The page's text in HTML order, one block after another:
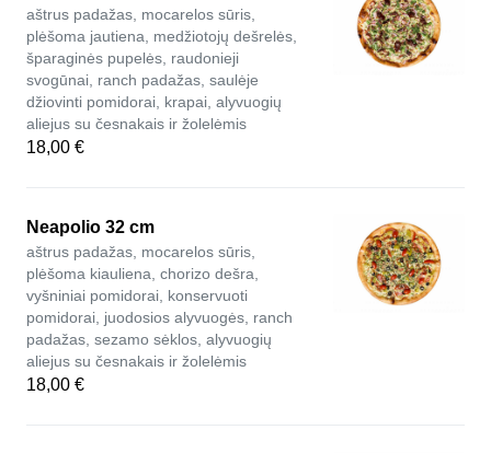
aštrus padažas, mocarelos sūris,
plėšoma jautiena, medžiotojų dešrelės,
šparaginės pupelės, raudonieji
svogūnai, ranch padažas, saulėje
džiovinti pomidorai, krapai, alyvuogių
aliejus su česnakais ir žolelėmis
18,00 €
Neapolio 32 cm
aštrus padažas, mocarelos sūris,
plėšoma kiauliena, chorizo dešra,
vyšniniai pomidorai, konservuoti
pomidorai, juodosios alyvuogės, ranch
padažas, sezamo sėklos, alyvuogių
aliejus su česnakais ir žolelėmis
18,00 €